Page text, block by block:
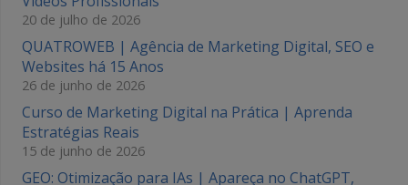
20 de julho de 2026
QUATROWEB | Agência de Marketing Digital, SEO e
Websites há 15 Anos
26 de junho de 2026
Curso de Marketing Digital na Prática | Aprenda
Estratégias Reais
15 de junho de 2026
GEO: Otimização para IAs | Apareça no ChatGPT,